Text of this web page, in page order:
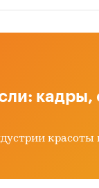
кадры,
красоты